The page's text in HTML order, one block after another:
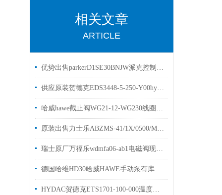
相关文章
ARTICLE
优势出售parkerD1SE30BNJW派克控制阀 派克换向阀
供应原装贺德克EDS3448-5-250-Y00hydac压力传感器
哈威hawe截止阀WG21-12-WG230线圈可单独订货
原装出售力士乐ABZMS-41/1X/0500/M2液位开关
瑞士原厂万福乐wdmfa06-ab1电磁阀现货线圈WDE45/23×50
德国哈维HD30哈威HAWE手动泵有库存欢迎选购
HYDAC贺德克ETS1701-100-000温度开关优势出售